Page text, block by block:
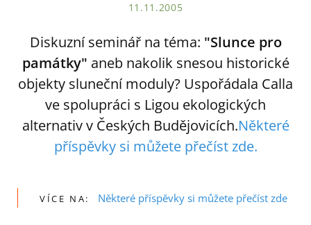
11.11.2005
Diskuzní seminář na téma: "Slunce pro
památky" aneb nakolik snesou historické
objekty sluneční moduly? Uspořádala Calla
ve spolupráci s Ligou ekologických
alternativ v Českých Budějovicích.Některé
příspěvky si můžete přečíst zde.
VÍCE NA: Některé příspěvky si můžete přečíst zde